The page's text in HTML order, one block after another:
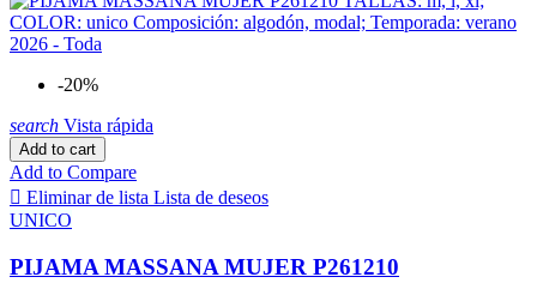
-20%
search Vista rápida
Add to cart
Add to Compare
 Eliminar de lista Lista de deseos
UNICO
PIJAMA MASSANA MUJER P261210